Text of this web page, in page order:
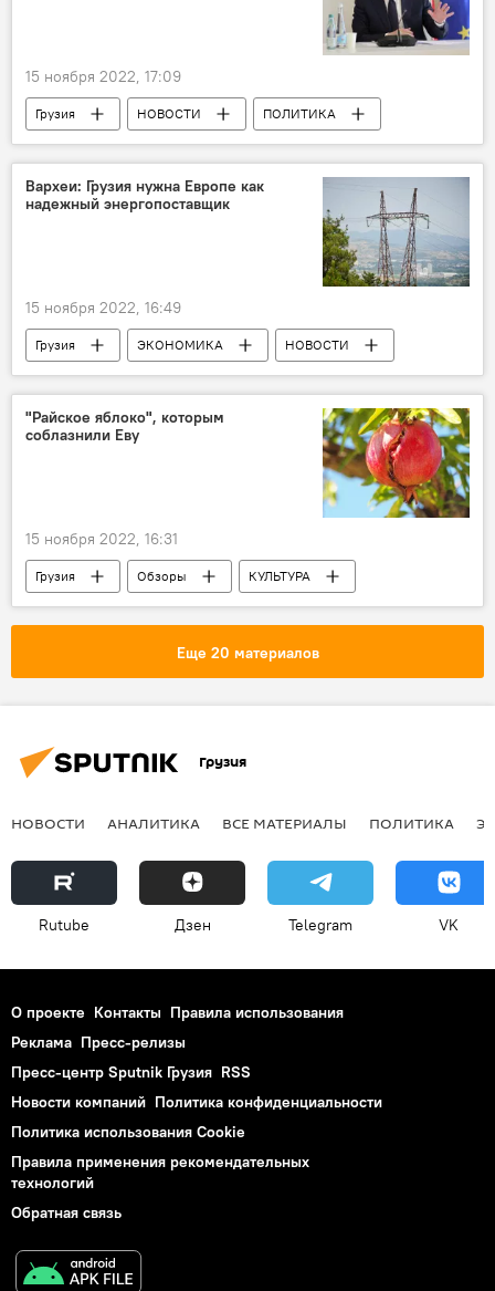
15 ноября 2022, 17:09
Грузия НОВОСТИ
ПОЛИТИКА
Ираклий Гарибашвили
Еврокомиссия
Грузинская мечта - демократическая Грузия
Вархеи: Грузия нужна Европе как
надежный энергопоставщик
15 ноября 2022, 16:49
Грузия ЭКОНОМИКА
НОВОСТИ
Ираклий Гарибашвили
Европа
Черное море
"Райское яблоко", которым
соблазнили Еву
15 ноября 2022, 16:31
Грузия Обзоры
КУЛЬТУРА
ОБЩЕСТВО
АНАЛИТИКА
Еще 20 материалов
Грузия
НОВОСТИ АНАЛИТИКА ВСЕ МАТЕРИАЛЫ ПОЛИТИКА
Rutube Дзен Telegram VK
О проекте Контакты Правила использования
Реклама Пресс-релизы
Пресс-центр Sputnik Грузия RSS
Новости компаний Политика конфиденциальности
Политика использования Cookie
Правила применения рекомендательных
технологий
Обратная связь